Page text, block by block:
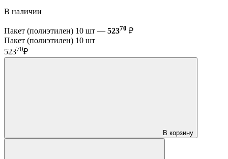
В наличии
Пакет (полиэтилен) 10 шт — 52370 ₽
Пакет (полиэтилен) 10 шт
52370₽
В корзину